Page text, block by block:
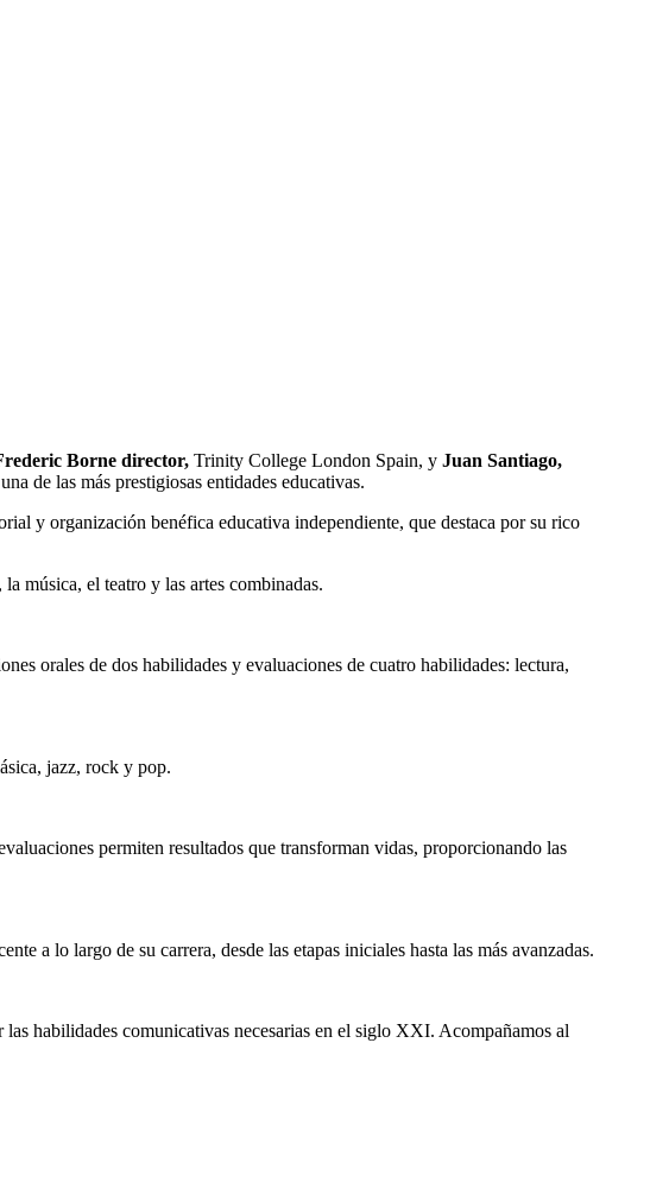
Borne director, Trinity College London Spain, y Juan Santiago,
de las más prestigiosas entidades educativas.
y organización benéfica educativa independiente, que destaca por su rico
música, el teatro y las artes combinadas.
orales de dos habilidades y evaluaciones de cuatro habilidades: lectura,
jazz, rock y pop.
permiten resultados que transforman vidas, proporcionando las
a lo largo de su carrera, desde las etapas iniciales hasta las más avanzadas.
habilidades comunicativas necesarias en el siglo XXI. Acompañamos al